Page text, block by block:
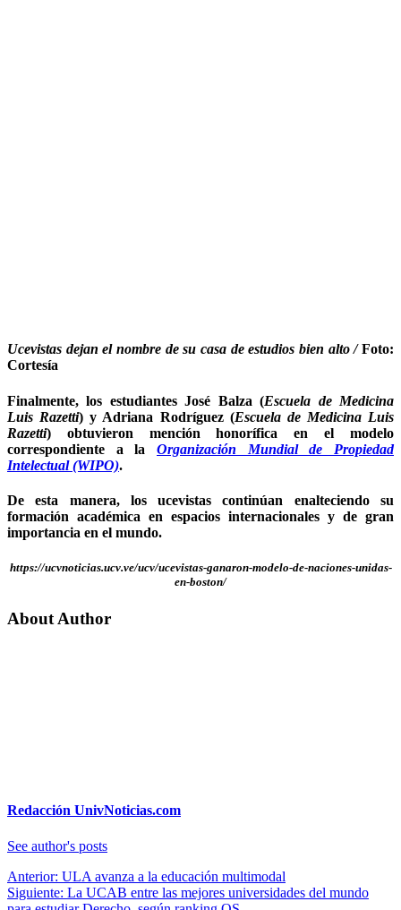
Ucevistas dejan el nombre de su casa de estudios bien alto /Foto:
Cortesía
Finalmente, los estudiantes José Balza (Escuela de Medicina
Luis Razetti) y Adriana Rodríguez (Escuela de Medicina Luis
Razetti) obtuvieron mención honorífica en el modelo
correspondiente a la Organización Mundial de Propiedad
Intelectual (WIPO).
De esta manera, los ucevistas continúan enalteciendo su
formación académica en espacios internacionales y de gran
importancia en el mundo.
https://ucvnoticias.ucv.ve/ucv/ucevistas-ganaron-modelo-de-naciones-unidas-
en-boston/
About Author
Redacción UnivNoticias.com
See author's posts
Navegación
de
Anterior: ULA avanza a la educación multimodal
Siguiente: La UCAB entre las mejores universidades del mundo